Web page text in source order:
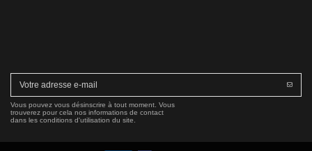
Vous pouvez vous désinscrire à tout moment. Vous
trouverez pour cela nos informations de contact
dans les conditions d'utilisation du site.